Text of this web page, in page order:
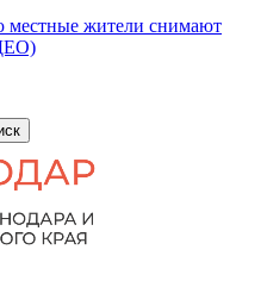
местные жители снимают